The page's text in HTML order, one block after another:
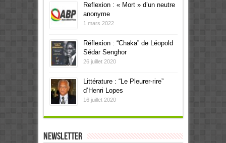
Reflexion : « Mort » d’un neutre
anonyme
1 mars 2022
Réflexion : “Chaka” de Léopold
Sédar Senghor
26 juillet 2020
Littérature : “Le Pleurer-rire”
d’Henri Lopes
16 juillet 2020
Newsletter